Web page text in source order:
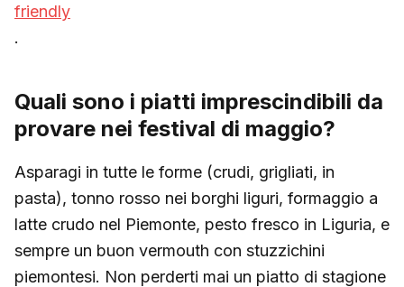
friendly
.
Quali sono i piatti imprescindibili da
provare nei festival di maggio?
Asparagi in tutte le forme (crudi, grigliati, in
pasta), tonno rosso nei borghi liguri, formaggio a
latte crudo nel Piemonte, pesto fresco in Liguria, e
sempre un buon vermouth con stuzzichini
piemontesi. Non perderti mai un piatto di stagione